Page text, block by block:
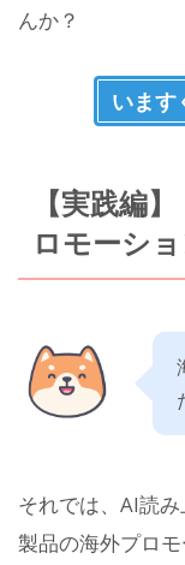
んか？
います
【実践編
ロモーシ
それでは、AI読
製品の海外プロ